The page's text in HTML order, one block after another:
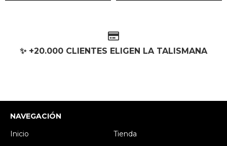
✨ +20.000 CLIENTES ELIGEN LA TALISMANA
NAVEGACIÓN
Inicio
Tienda